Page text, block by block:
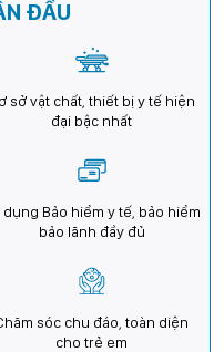
ĐẦU
sở vật chất, thiết bị y tế hiện
đại bậc nhất
dụng Bảo hiểm y tế, bảo hiểm
bảo lãnh đầy đủ
sóc chu đáo, toàn diện
cho trẻ em